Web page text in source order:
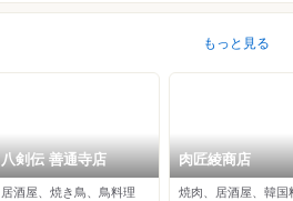
もっと見る
八剣伝 善通寺店
居酒屋、焼き鳥、鳥料理
肉匠綾商店
焼肉、居酒屋、韓国